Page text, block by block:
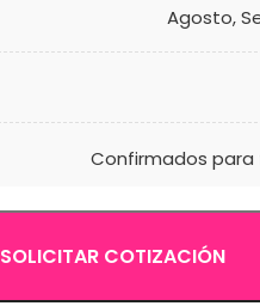
Agosto,
Confirmados
SOLICITAR COTIZACIÓN